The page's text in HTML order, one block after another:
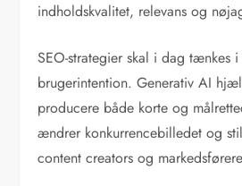
indholdskvalitet, relevans og
SEO-strategier skal i dag tænkes
brugerintention. Generativ AI
producere både korte og
ændrer konkurrencebilledet og
content creators og